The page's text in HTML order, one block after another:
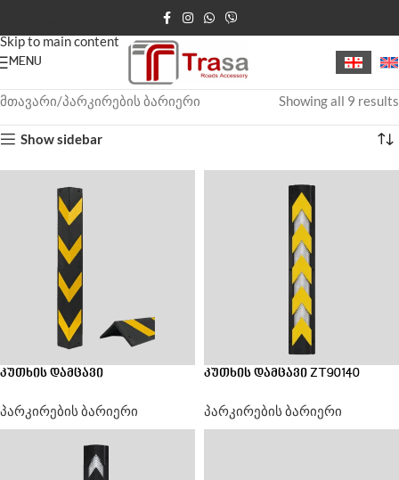
Skip to main content
MENU
მთავარი პარკირების ბარიერი Showing all 9 results
Show sidebar
კუთხის დამცავი
პარკირების ბარიერი
კუთხის დამცავი ZT90140
პარკირების ბარიერი